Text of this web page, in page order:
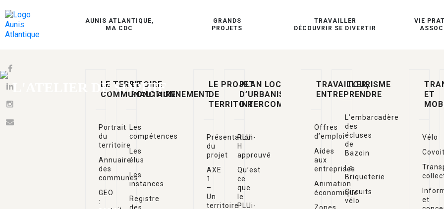
AUNIS ATLANTIQUE,
MA CDC
LE TERRITOIRE
COMMUNAUTAIRE
Portrait
du
territoire
Annuaire
des
communes
GEO
:
LE
FONCTIONNEMENT
Les
compétences
Les
élus
Les
instances
Registre
GRANDS
PROJETS
LE PROJET
DE
TERRITOIRE
Présentation
du
projet
AXE
1
–
Un
territoire
PLAN LOCAL
D’URBANISME
INTERCOMMUNAL
PLUi-
H
approuvé
Qu’est
ce
que
le
PLUi-
TRAVAILLER
DÉCOUVRIR SE DIVERTIR
TRAVAILLER,
ENTREPRENDRE
Offres
d’emploi
Aides
aux
entreprises
Animation
économique
TOURISME
L’embarcadère
des
écluses
de
Bazoin
La
Briqueterie
Circuits
vélo
VIE
ET
Vélo
et
L'ATELIER DE SOPHIE